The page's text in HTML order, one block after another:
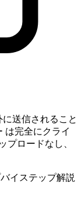
送信されること
は完全にクライ
プロードなし、
イステップ解説